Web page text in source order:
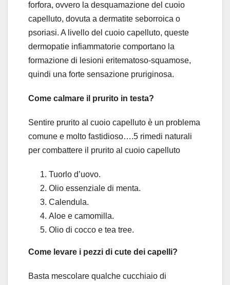
forfora, ovvero la desquamazione del cuoio
capelluto, dovuta a dermatite seborroica o
psoriasi. A livello del cuoio capelluto, queste
dermopatie infiammatorie comportano la
formazione di lesioni eritematoso-squamose,
quindi una forte sensazione pruriginosa.
Come calmare il prurito in testa?
Sentire prurito al cuoio capelluto è un problema
comune e molto fastidioso….5 rimedi naturali
per combattere il prurito al cuoio capelluto
Tuorlo d’uovo.
Olio essenziale di menta.
Calendula.
Aloe e camomilla.
Olio di cocco e tea tree.
Come levare i pezzi di cute dei capelli?
Basta mescolare qualche cucchiaio di